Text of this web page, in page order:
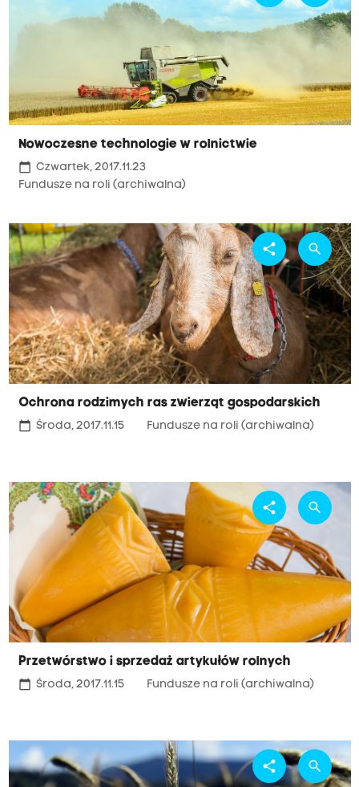
Nowoczesne technologie w rolnictwie
calendar_today Czwartek, 2017.11.23
Fundusze na roli (archiwalna)
Ochrona rodzimych ras zwierząt gospodarskich
calendar_today Środa, 2017.11.15 Fundusze na roli (archiwalna)
share search
Przetwórstwo i sprzedaż artykułów rolnych
calendar_today Środa, 2017.11.15 Fundusze na roli (archiwalna)
share search
share search